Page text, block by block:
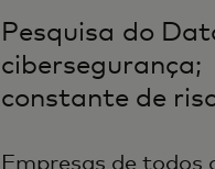
Pesquisa do
constante de
Empresas de todos